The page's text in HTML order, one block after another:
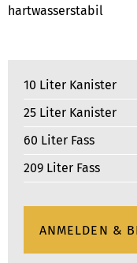
hartwasserstabil
10 Liter Kanister
25 Liter Kanister
60 Liter Fass
209 Liter Fass